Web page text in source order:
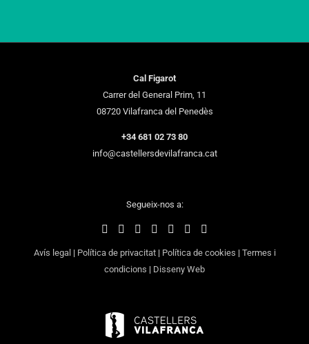
Cal Figarot
Carrer del General Prim, 11
08720 Vilafranca del Penedès
+34 681 02 73 80
info@castellersdevilafranca.cat
Segueix-nos a:
Avís legal | Política de privacitat| Política de cookies | Termes i
condicions | Disseny Web